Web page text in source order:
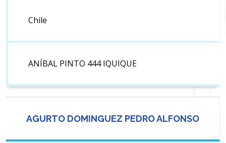
Chile
ANÍBAL PINTO 444 IQUIQUE
AGURTO DOMINGUEZ PEDRO ALFONSO